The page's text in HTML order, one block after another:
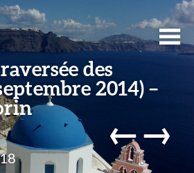
des
2014) –
←→